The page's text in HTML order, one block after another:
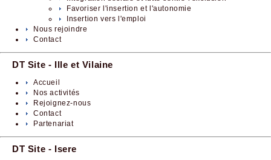
Favoriser l'insertion et l'autonomie
Insertion vers l'emploi
Nous rejoindre
Contact
DT Site - Ille et Vilaine
Accueil
Nos activités
Rejoignez-nous
Contact
Partenariat
DT Site - Isere